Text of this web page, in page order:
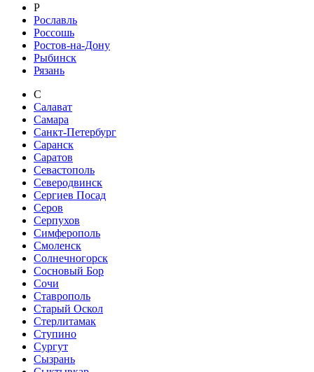
Р
Рославль
Россошь
Ростов-на-Дону
Рыбинск
Рязань
С
Салават
Самара
Санкт-Петербург
Саранск
Саратов
Севастополь
Северодвинск
Сергиев Посад
Серов
Серпухов
Симферополь
Смоленск
Солнечногорск
Сосновый Бор
Сочи
Ставрополь
Старый Оскол
Стерлитамак
Ступино
Сургут
Сызрань